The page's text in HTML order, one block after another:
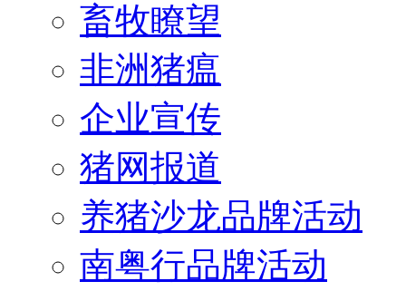
畜牧瞭望
非洲猪瘟
企业宣传
猪网报道
养猪沙龙品牌活动
南粤行品牌活动